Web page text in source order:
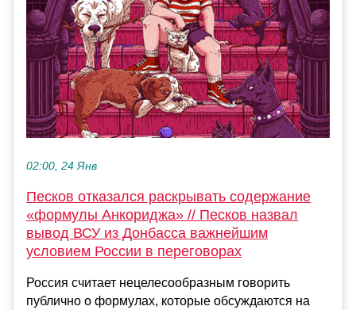
02:00, 24 Янв
Песков отказался раскрывать содержание
«формулы Анкориджа» // Песков назвал
вывод ВСУ из Донбасса важнейшим
условием России в переговорах
Россия считает нецелесообразным говорить
публично о формулах, которые обсуждаются на